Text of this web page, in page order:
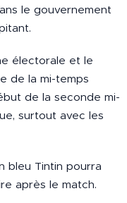
le gouvernement
électorale et le
de la mi-temps
de la seconde mi-
surtout avec les
bleu Tintin pourra
après le match.